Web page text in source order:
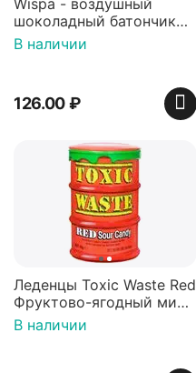
Wispa - воздушный
шоколадный батончик
36 гр
В наличии
126.00₽
Леденцы Toxic Waste Red
Фруктово-ягодный микс
Красная банка 42 г,
Пакистан
В наличии